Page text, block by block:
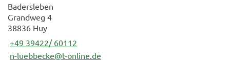
Badersleben
Grandweg 4
38836 Huy
+49 39422/ 60112
n-luebbecke@t-online.de